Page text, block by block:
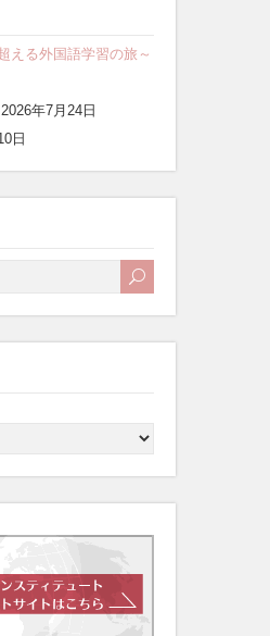
える外国語学習の旅～
2026年7月24日
日